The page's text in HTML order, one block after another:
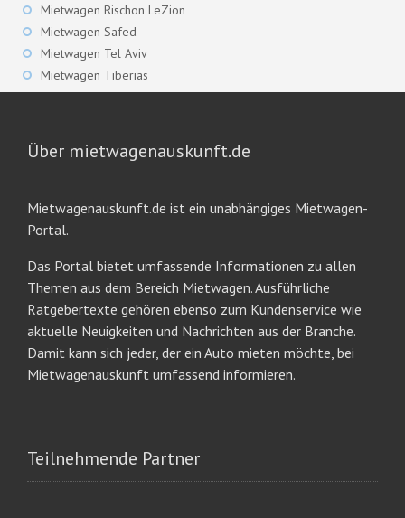
Mietwagen Rischon LeZion
Mietwagen Safed
Mietwagen Tel Aviv
Mietwagen Tiberias
Über mietwagenauskunft.de
Mietwagenauskunft.de ist ein unabhängiges Mietwagen-
Portal.
Das Portal bietet umfassende Informationen zu allen
Themen aus dem Bereich Mietwagen. Ausführliche
Ratgebertexte gehören ebenso zum Kundenservice wie
aktuelle Neuigkeiten und Nachrichten aus der Branche.
Damit kann sich jeder, der ein Auto mieten möchte, bei
Mietwagenauskunft umfassend informieren.
Teilnehmende Partner